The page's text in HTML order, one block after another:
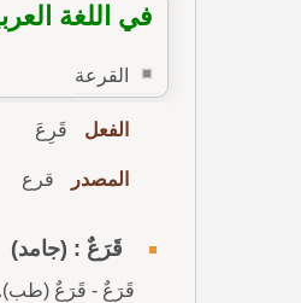
في اللغة
القرعة
الفعل قَرِعَ
المصدر قرع
قَرَعٌ : (جامد)
قَرَعٌ - قَرَعٌ